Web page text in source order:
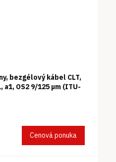
bezgélový kábel CLT,
a1, OS2 9/125 µm (ITU-
Cenová ponuka